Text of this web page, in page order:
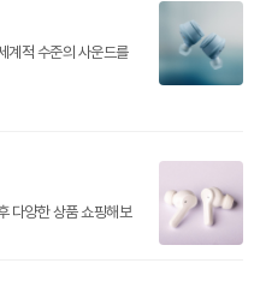
계적 수준의 사운드를
다양한 상품 쇼핑해보